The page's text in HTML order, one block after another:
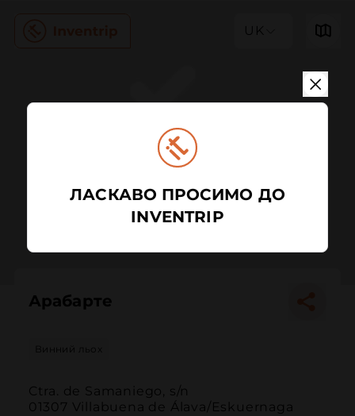
UK
Арабарте
Винний льох
Ctra. de Samaniego, s/n
01307 Villabuena de Álava/Eskuernaga
ЛАСКАВО ПРОСИМО ДО
INVENTRIP